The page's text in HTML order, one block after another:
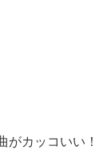
がカッコいい！